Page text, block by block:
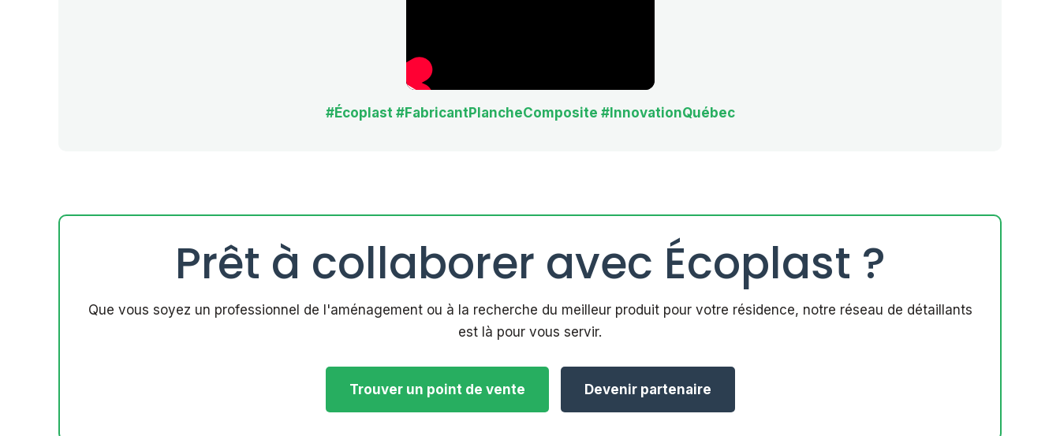
#Écoplast #FabricantPlancheComposite #InnovationQuébec
Prêt à collaborer avec Écoplast ?
Que vous soyez un professionnel de l'aménagement ou à la recherche du meilleur produit pour votre résidence, notre réseau de détaillants
est là pour vous servir.
Trouver un point de vente Devenir partenaire